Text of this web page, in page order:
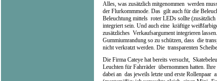
Alles, was zusätzlich mitgenommen werden
der Flurkommmode. Das gilt auch für die
Beleuchtung mittels roter LEDs sollte
integriert sein. Und auch eine kräftige
zusätzliches Verkaufsargument integrieren
Gummiumrandung so zu schützen, dass die
nicht verkratzt werden. Die transparenten
Die Firma Cateye hat bereits versucht,
Leuchten für Fahrräder übernommen hatten.
dabei an das jeweils letzte und erste Rollenpaar